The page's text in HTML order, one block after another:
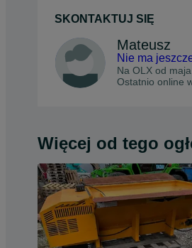
SKONTAKTUJ SIĘ
Mateusz
Nie ma
Na OLX od
Ostatnio online
Więcej od tego